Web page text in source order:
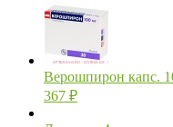
Верошпирон капс.
367 ₽